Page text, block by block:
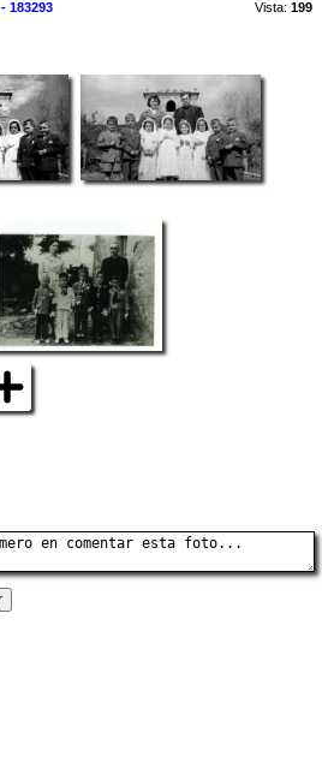
183293 Vista: 199